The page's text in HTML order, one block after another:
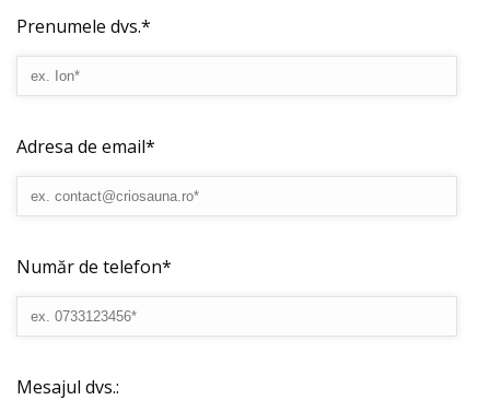
Prenumele dvs.*
Adresa de email*
Număr de telefon*
Mesajul dvs.: